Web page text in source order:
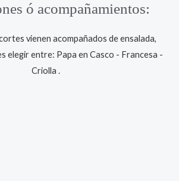
ó acompañamientos:
vienen acompañados de ensalada,
elegir entre: Papa en Casco - Francesa -
Criolla .